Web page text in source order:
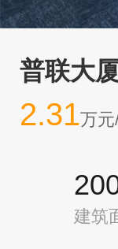
普联大
2.31万元
建筑